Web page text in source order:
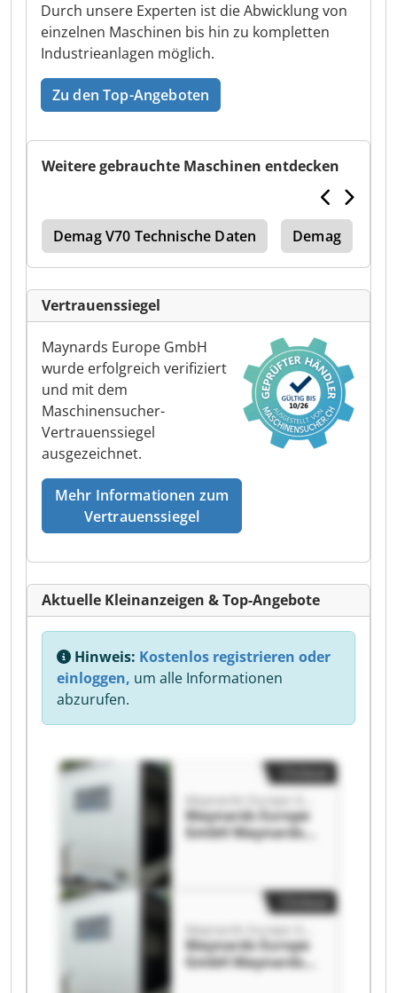
Durch unsere Experten ist die Abwicklung von
einzelnen Maschinen bis hin zu kompletten
Industrieanlagen möglich.
Zu den Top-Angeboten
Weitere gebrauchte Maschinen entdecken
Demag V70 Technische Daten Demag
Vertrauenssiegel
Maynards Europe GmbH
wurde erfolgreich verifiziert
und mit dem
Maschinensucher-
Vertrauenssiegel
ausgezeichnet.
Mehr Informationen zum
Vertrauenssiegel
Aktuelle Kleinanzeigen & Top-Angebote
Hinweis: Kostenlos registrieren oder
einloggen, um alle Informationen
abzurufen.
Maynards Europe
GmbH Maynards
Europe GmbH
Maynards Europe
GmbH Maynards
Europe GmbH